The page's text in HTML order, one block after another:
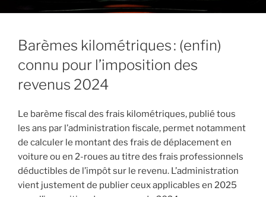
Barèmes kilométriques : (enfin)
connu pour l’imposition des
revenus 2024
Le barème fiscal des frais kilométriques, publié tous
les ans par l’administration fiscale, permet notamment
de calculer le montant des frais de déplacement en
voiture ou en 2-roues au titre des frais professionnels
déductibles de l’impôt sur le revenu. L’administration
vient justement de publier ceux applicables en 2025